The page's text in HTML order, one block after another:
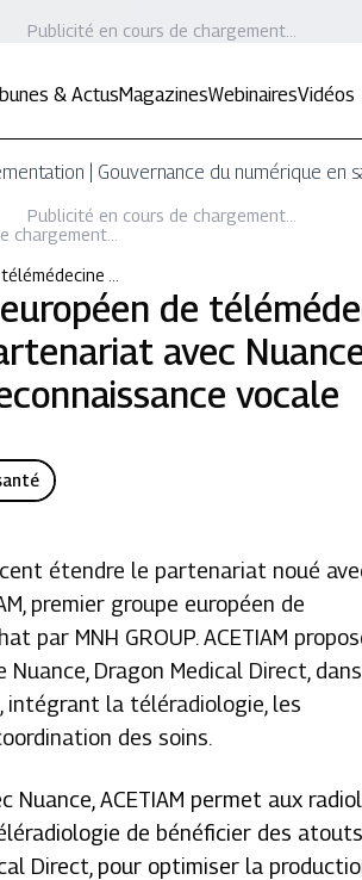
Publicité en cours de chargement...
& ActusMagazinesWebinairesVidéos
| Gouvernance du numérique en
Publicité en cours de chargement...
chargement...
…
de
avec
vocale
étendre le partenariat noué
premier groupe européen de
par MNH GROUP. ACETIAM
Dragon Medical Direct, dans
intégrant la téléradiologie, les
des soins.
ACETIAM permet aux
de bénéficier des
Direct, pour optimiser la